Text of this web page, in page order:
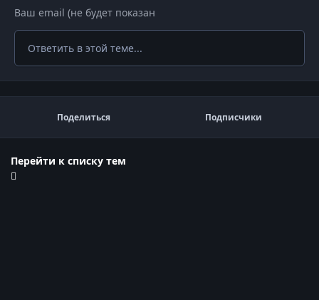
Ответить в этой теме...
Поделиться Подписчики
Перейти к списку тем